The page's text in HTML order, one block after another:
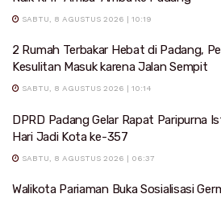
SABTU, 8 AGUSTUS 2026 | 10:19
2 Rumah Terbakar Hebat di Padang,
Kesulitan Masuk karena Jalan Sempit
SABTU, 8 AGUSTUS 2026 | 10:14
DPRD Padang Gelar Rapat Paripurna
Hari Jadi Kota ke-357
SABTU, 8 AGUSTUS 2026 | 06:37
Walikota Pariaman Buka Sosialisasi